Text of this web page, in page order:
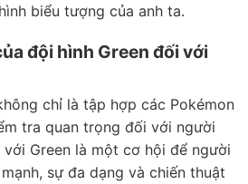
biểu tượng của anh ta.
đội hình Green đối với
chỉ là tập hợp các Pokémon
tra quan trọng đối với người
Green là một cơ hội để người
sự đa dạng và chiến thuật